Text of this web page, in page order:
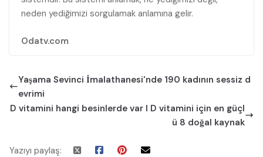
neden yediğimizi sorgulamak anlamına gelir.
Odatv.com
Yaşama Sevinci İmalathanesi'nde 190 kadının sessiz d
evrimi
D vitamini hangi besinlerde var I D vitamini için en güçl
ü 8 doğal kaynak
Yazıyı paylaş: